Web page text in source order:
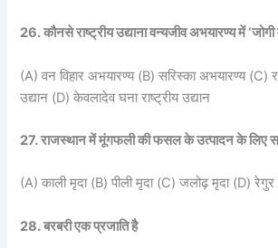
26. कौनसे राष्ट्रीय उद्याना वन्यजीव अभयारण्य में
(A) वन विहार अभयारण्य (B) सरिस्का अभयारण्य (C)
उद्यान (D) केवलादेव घना राष्ट्रीय उद्यान
27. राजस्थान में मूंगफली की फसल के उत्पादन के लिए
(A) काली मृदा (B) पीली मृदा (C) जलोढ़ मृदा (D) रेगुर
28. बरबरी एक प्रजाति है